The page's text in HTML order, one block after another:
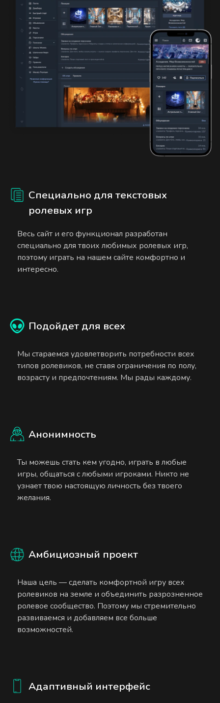
Специально для текстовых
ролевых игр
Весь сайт и его функционал разработан
специально для твоих любимых ролевых игр,
поэтому играть на нашем сайте комфортно и
интересно.
Подойдет для всех
Мы стараемся удовлетворить потребности всех
типов ролевиков, не ставя ограничения по полу,
возрасту и предпочтениям. Мы рады каждому.
Анонимность
Ты можешь стать кем угодно, играть в любые
игры, общаться с любыми игроками. Никто не
узнает твою настоящую личность без твоего
желания.
Амбициозный проект
Наша цель — сделать комфортной игру всех
ролевиков на земле и объединить разрозненное
ролевое сообщество. Поэтому мы стремительно
развиваемся и добавляем все больше
возможностей.
Адаптивный интерфейс